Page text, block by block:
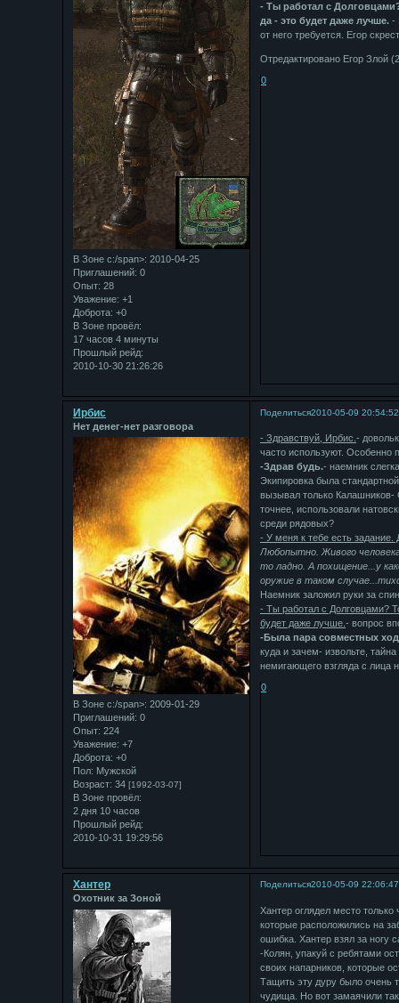
В Зоне с:/span>: 2010-04-25
Приглашений: 0
Опыт: 28
Уважение: +1
Доброта: +0
В Зоне провёл:
17 часов 4 минуты
Прошлый рейд:
2010-10-30 21:26:26
- Ты работал с
да - это будет даже лучше. -
от него требуется. Егор
Отредактировано Егор Злой
0
Поделиться2010-05-09 20:54:52
Ирбис
Нет денег-нет разговора
В Зоне с:/span>: 2009-01-29
Приглашений: 0
Опыт: 224
Уважение: +7
Доброта: +0
Пол: Мужской
Возраст: 34 [1992-03-07]
В Зоне провёл:
2 дня 10 часов
Прошлый рейд:
2010-10-31 19:29:56
- Здравствуй, Ирбис.-
часто используют. Особенно
-Здрав будь.- наемник
Экипировка была
вызывал только
точнее, использовали
среди рядовых?
- У меня к тебе есть задание.
Любопытно. Живого
то ладно. А похищение...у
оружие в таком
Наемник заложил руки за
- Ты работал с Долговцами?
будет даже лучше.- вопрос
-Была пара совместных
куда и зачем- извольте, тайна
немигающего взгляда с лица
0
Поделиться2010-05-09 22:06:47
Хантер
Охотник за Зоной
Хантер оглядел место
которые расположились на
ошибка. Хантер взял за ногу
-Колян, упакуй с ребятами
своих напарников, которые
Тащить эту дуру было очень
чудища. Но вот замаячили